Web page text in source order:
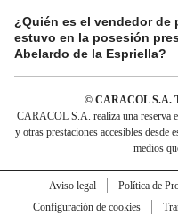
¿Quién es el vendedor de
estuvo en la posesión
Abelardo de la Espriella?
© CARACOL S.A.
CARACOL S.A. realiza una reserva
y otras prestaciones accesibles desde
medios
Aviso legal Política de
Configuración de cookies